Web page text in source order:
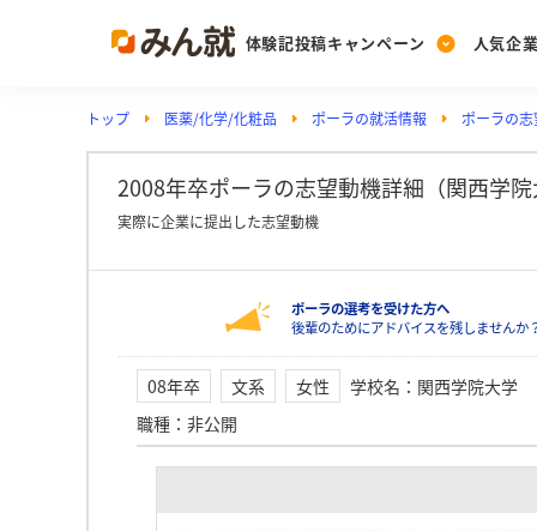
体験記投稿キャンペーン
Post
投稿する
人気企
Ranking
ランキングを見る
Vote
投票する
PickUp
注目の企業特集
トップ 医薬/化学/化粧品 ポーラの就活情報 ポーラの
2008年卒ポーラの志望動機詳細（関西学
実際に企業に提出した志望動機
ポーラの選考を受けた方へ
後輩のためにアドバイスを残しません
08年卒 文系 女性 学校名 ： 関西学院大学
職種 ： 非公開